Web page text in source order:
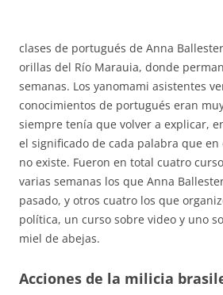
clases de portugués de Anna
orillas del Río Marauia, donde
semanas. Los yanomami asistentes
conocimientos de portugués eran
siempre tenía que volver a explicar,
el significado de cada palabra que
no existe. Fueron en total cuatro
varias semanas los que Anna
pasado, y otros cuatro los que
política, un curso sobre video y uno
miel de abejas.
Acciones de la milicia